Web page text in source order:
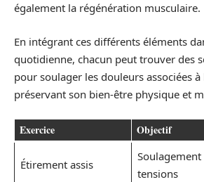
également la régénération musculaire.
En intégrant ces différents éléments
quotidienne, chacun peut trouver des
pour soulager les douleurs associées
préservant son bien-être physique et
Exercice Objectif
Étirement assis
Soulagement
tensions